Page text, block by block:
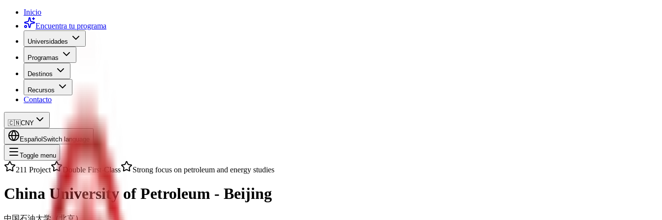
Inicio
Encuentra tu programa
Universidades
Programas
Destinos
Recursos
Contacto
🇨🇳CNY
Español Switch language
Toggle menu
211 Project Double First-Class Strong focus on petroleum and energy studies
China University of Petroleum - Beijing
中国石油大学（北京）